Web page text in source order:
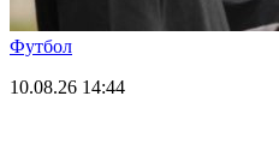
Футбол
10.08.26 14:44